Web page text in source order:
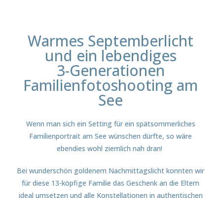
Warmes Septemberlicht
und ein lebendiges
3-Generationen
Familienfotoshooting am
See
Wenn man sich ein Setting für ein spätsommerliches
Familienportrait am See wünschen dürfte, so wäre
ebendies wohl ziemlich nah dran!
Bei wunderschön goldenem Nachmittagslicht konnten wir
für diese 13-köpfige Familie das Geschenk an die Eltern
ideal umsetzen und alle Konstellationen in authentischen